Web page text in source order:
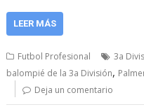
LEER MÁS
Futbol Profesional 3a
balompié de la 3a División,
Deja un comentario